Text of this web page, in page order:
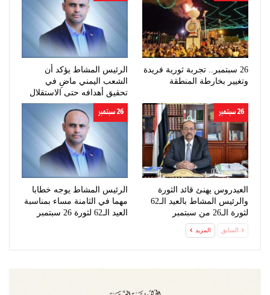
26 سبتمبر.. تجربة ثورية فريدة
وتغيير بخارطة المنطقة
الرئيس المشاط يؤكد أن
الشعب اليمني ماضِ في
تحقيق أهدافه حتى الاستقلال
الكامل
26 سبتمبر
العيدروس يهنئ قائد الثورة
والرئيس المشاط بالعيد الـ62
لثورة الـ26 من سبتمبر
26 سبتمبر
الرئيس المشاط يوجه خطابا
مهما في الثامنة مساء بمناسبة
العيد الـ62 لثورة 26 سبتمبر
السابق المزيد